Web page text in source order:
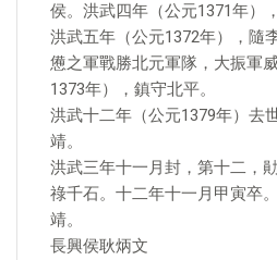
侯。洪武四年（公元1371年）
洪武五年（公元1372年），隨
憊之軍戰勝北元軍隊，大振軍
1373年），鎮守北平。
洪武十二年（公元1379年）去
靖。
洪武三年十一月封，第十二，
祿千石。十二年十一月甲寅卒
靖。
長興侯耿炳文